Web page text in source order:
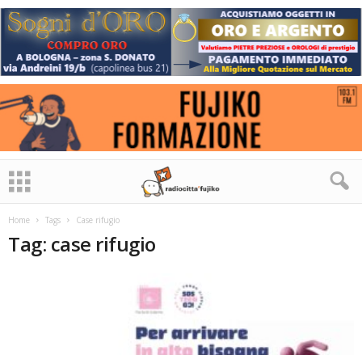
Home Tags Case rifugio
Tag: case rifugio